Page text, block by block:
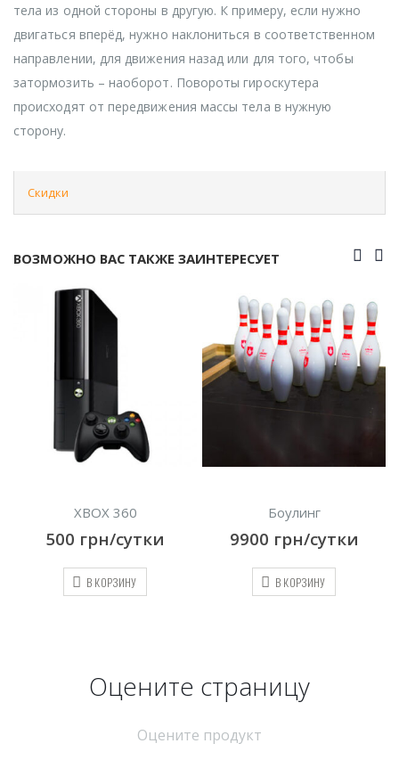
тела из одной стороны в другую. К примеру, если нужно
двигаться вперёд, нужно наклониться в соответственном
направлении, для движения назад или для того, чтобы
затормозить – наоборот. Повороты гироскутера
происходят от передвижения массы тела в нужную
сторону.
Скидки
ВОЗМОЖНО ВАС ТАКЖЕ ЗАИНТЕРЕСУЕТ
Боулинг
9900грн/сутки
В КОРЗИНУ
Лучно-арбалетный тир
3850грн/сутки
В КОРЗИНУ
Оцените страницу
Оцените продукт